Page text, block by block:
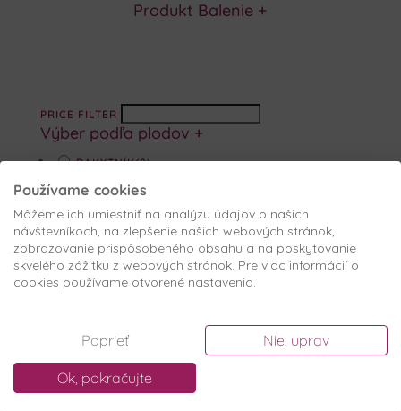
Produkt Balenie +
PRICE FILTER
Výber podľa plodov +
RAKYTNÍK(2)
Podľa účinku+
Produkt Balenie+
MOY
Používame cookies
Môžeme ich umiestniť na analýzu údajov o našich
návštevníkoch, na zlepšenie našich webových stránok,
zobrazovanie prispôsobeného obsahu a na poskytovanie
skvelého zážitku z webových stránok. Pre viac informácií o
cookies používame otvorené nastavenia.
Poprieť Nie, uprav
Ok, pokračujte